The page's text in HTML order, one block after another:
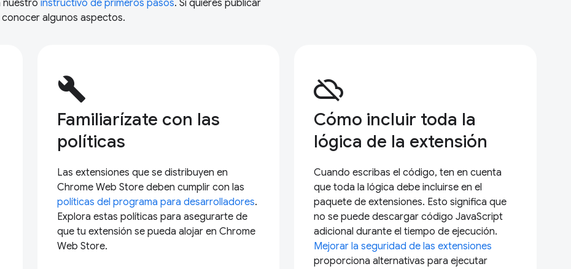
nuestro instructivo de primeros pasos. Si quieres publicar
algunos aspectos.
build
Familiarízate con las
políticas
Las extensiones que se distribuyen en
Chrome Web Store deben cumplir con las
políticas del programa para desarrolladores.
Explora estas políticas para asegurarte de
que tu extensión se pueda alojar en Chrome
Web Store.
cloud_off
Cómo incluir toda la
lógica de la extensión
Cuando escribas el código, ten en cuenta
que toda la lógica debe incluirse en el
paquete de extensiones. Esto significa que
no se puede descargar código JavaScript
adicional durante el tiempo de ejecución.
Mejorar la seguridad de las extensiones
proporciona alternativas para ejecutar